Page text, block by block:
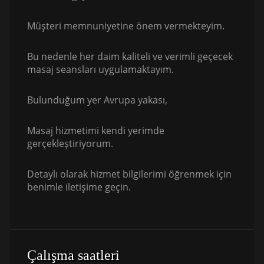
Müşteri memnuniyetine önem vermekteyim.
Bu nedenle her daim kaliteli ve verimli geçecek
masaj seansları uygulamaktayım.
Bulunduğum yer Avrupa yakası,
Masaj hizmetimi kendi yerimde
gerçekleştiriyorum.
Detaylı olarak hizmet bilgilerimi öğrenmek için
benimle iletişime geçin.
Çalışma saatleri